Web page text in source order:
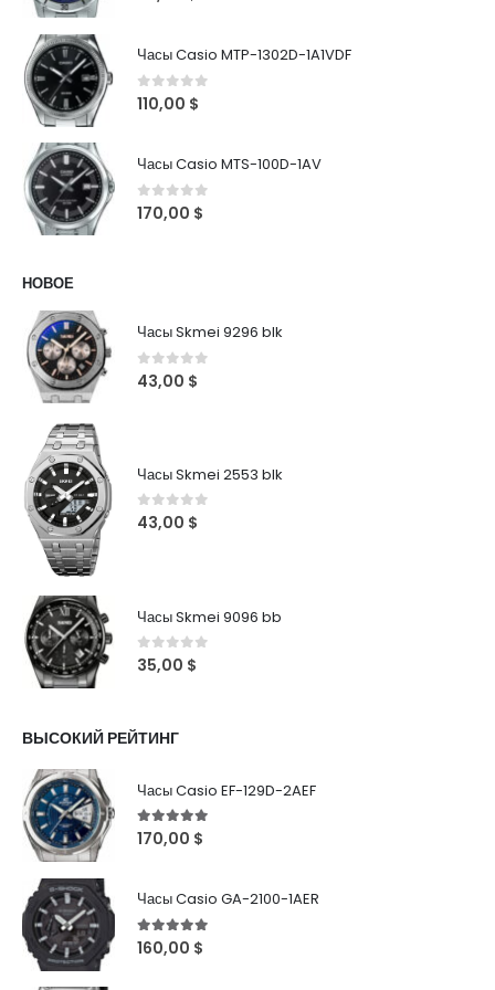
Часы Casio MTP-1302D-1A1VDF
0out of 5
110,00 $
Часы Casio MTS-100D-1AV
0out of 5
170,00 $
НОВОЕ
Часы Skmei 9296 blk
0 out of 5
43,00 $
Часы Skmei 2553 blk
0 out of 5
43,00 $
Часы Skmei 9096 bb
0out of 5
35,00 $
ВЫСОКИЙ РЕЙТИНГ
Часы Casio EF-129D-2AEF
5out of 5
170,00 $
Часы Casio GA-2100-1AER
5out of 5
160,00 $